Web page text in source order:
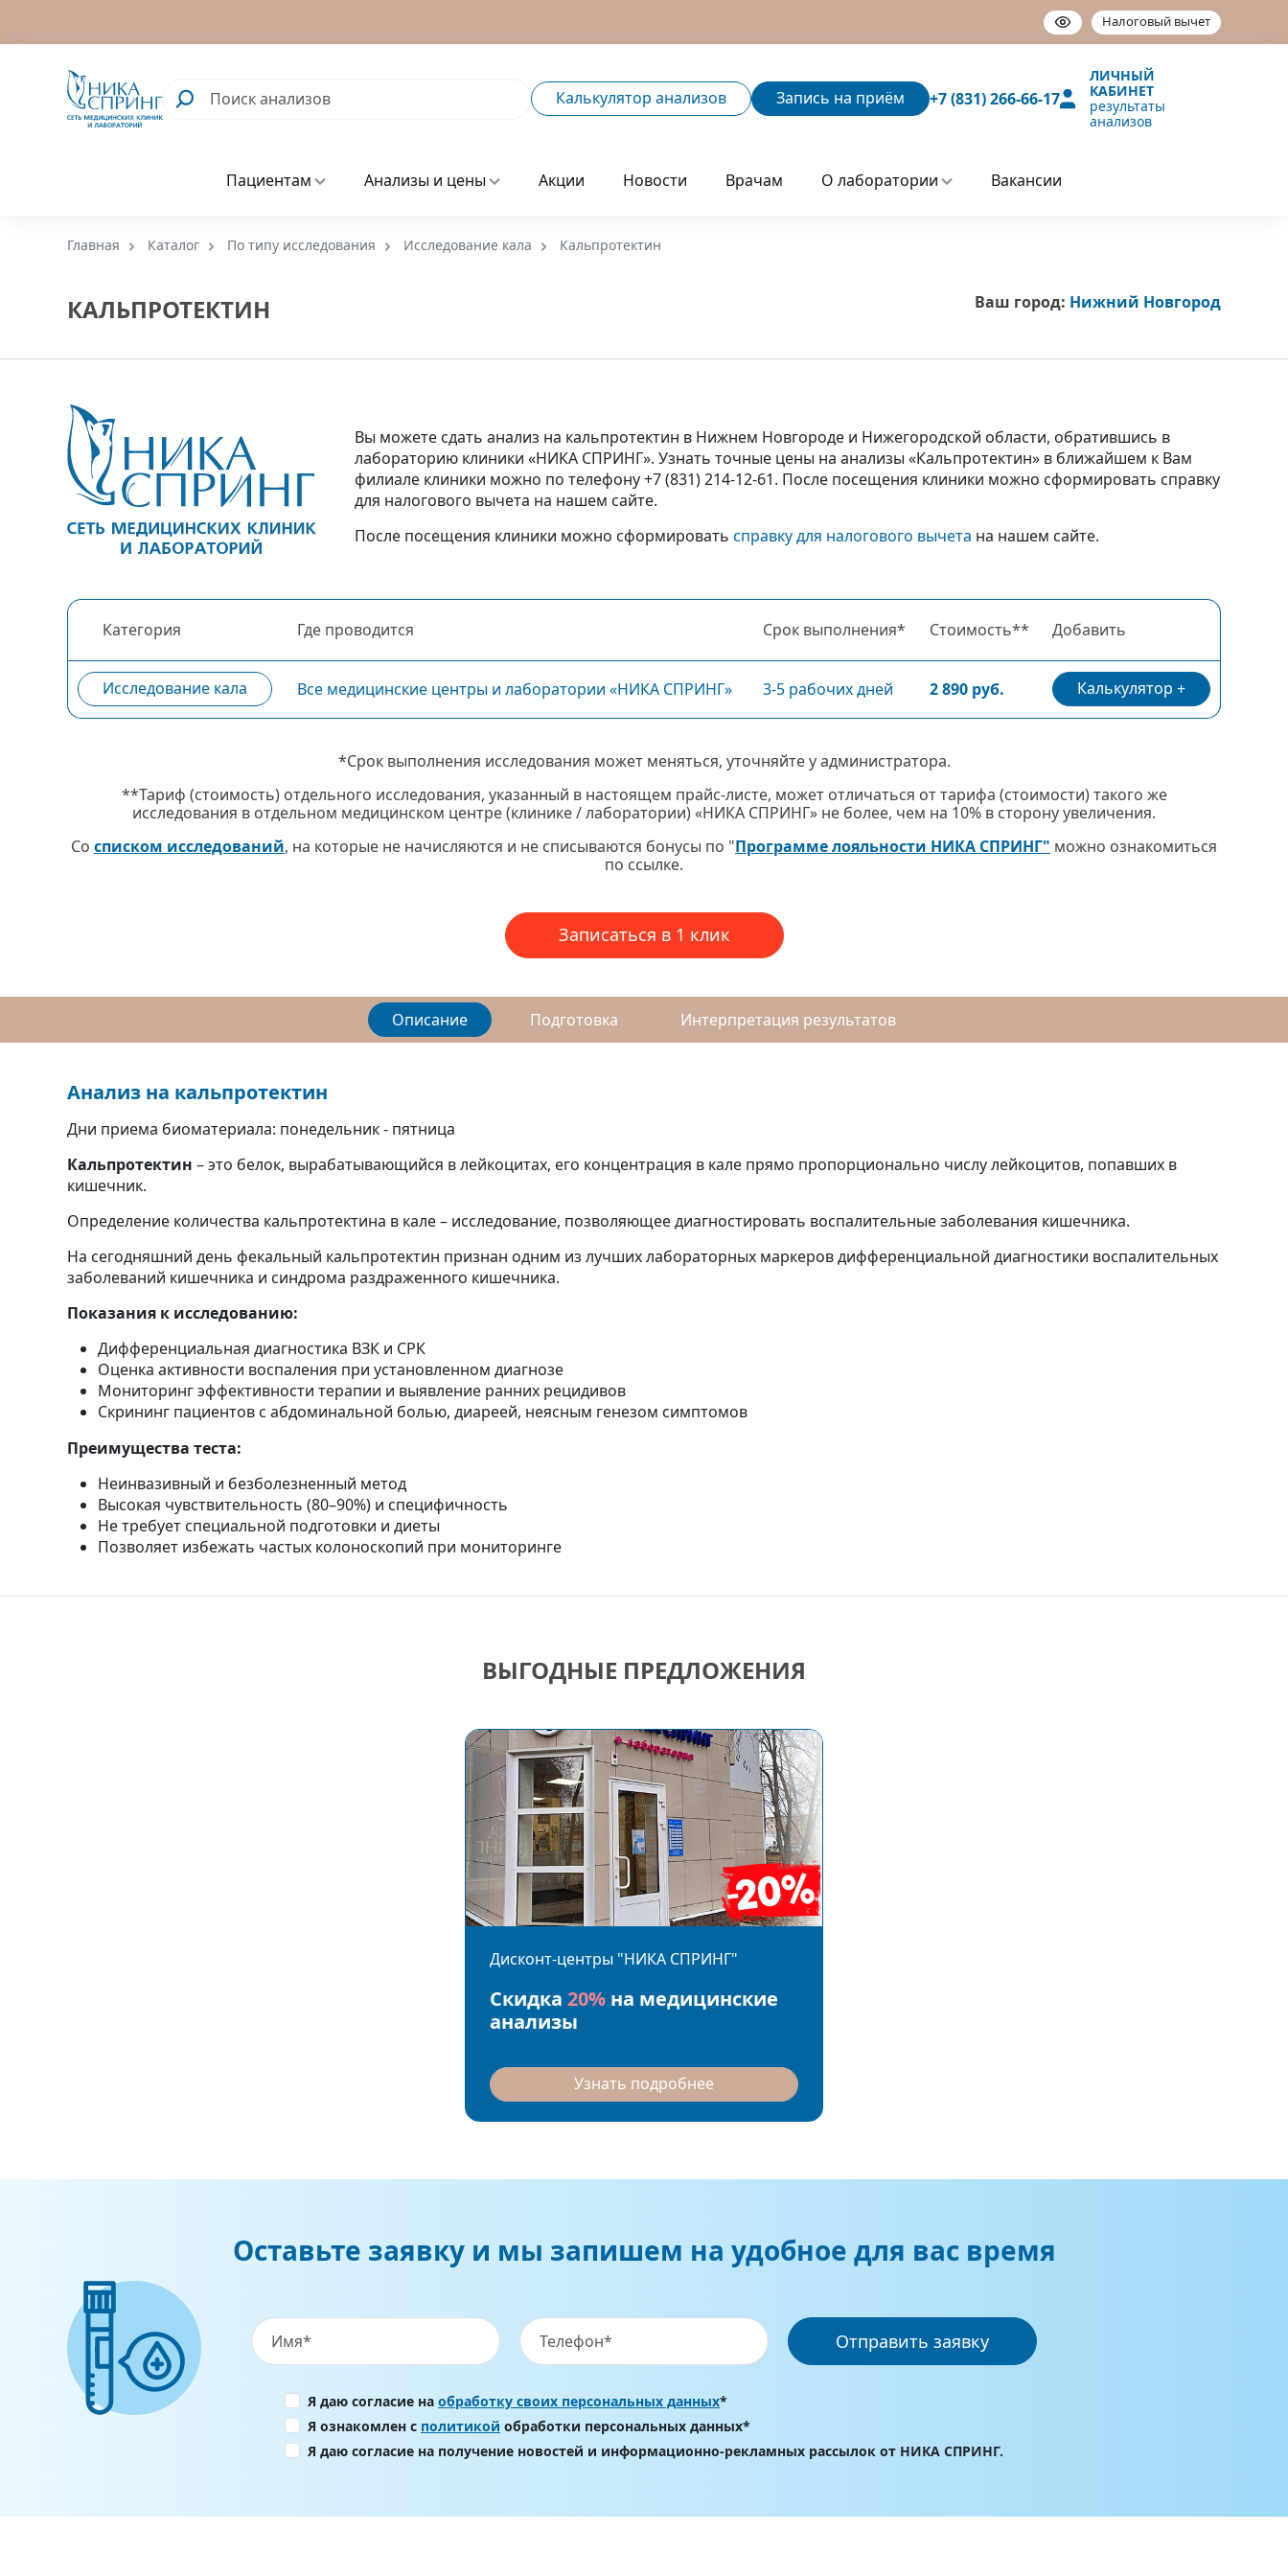
Налоговый вычет
Калькулятор анализов Запись на приём +7 (831) 266-66-17
ЛИЧНЫЙ
КАБИНЕТ
результаты
анализов
Пациентам Анализы и цены Акции Новости Врачам О лаборатории Вакансии
Главная Каталог По типу исследования Исследование кала Кальпротектин
КАЛЬПРОТЕКТИН Ваш город: Нижний Новгород
Вы можете сдать анализ на кальпротектин в Нижнем Новгороде и Нижегородской области, обратившись в
лабораторию клиники «НИКА СПРИНГ». Узнать точные цены на анализы «Кальпротектин» в ближайшем к Вам
филиале клиники можно по телефону +7 (831) 214-12-61. После посещения клиники можно сформировать справку
для налогового вычета на нашем сайте.
После посещения клиники можно сформировать справку для налогового вычета на нашем сайте.
Категория Где проводится Срок выполнения* Стоимость** Добавить
Исследование кала Все медицинские центры и лаборатории «НИКА СПРИНГ» 3-5 рабочих дней 2 890 руб. Калькулятор
*Срок выполнения исследования может меняться, уточняйте у администратора.
**Тариф (стоимость) отдельного исследования, указанный в настоящем прайс-листе, может отличаться от тарифа (стоимости) такого же
исследования в отдельном медицинском центре (клинике / лаборатории) «НИКА СПРИНГ» не более, чем на 10% в сторону увеличения.
Со списком исследований, на которые не начисляются и не списываются бонусы по "Программе лояльности НИКА СПРИНГ" можно ознакомиться
по ссылке.
Записаться в 1 клик
Описание Подготовка Интерпретация результатов
Анализ на кальпротектин
Дни приема биоматериала: понедельник - пятница
Кальпротектин – это белок, вырабатывающийся в лейкоцитах, его концентрация в кале прямо пропорционально числу лейкоцитов, попавших в
кишечник.
Определение количества кальпротектина в кале – исследование, позволяющее диагностировать воспалительные заболевания кишечника.
На сегодняшний день фекальный кальпротектин признан одним из лучших лабораторных маркеров дифференциальной диагностики воспалительных
заболеваний кишечника и синдрома раздраженного кишечника.
Показания к исследованию:
Дифференциальная диагностика ВЗК и СРК
Оценка активности воспаления при установленном диагнозе
Мониторинг эффективности терапии и выявление ранних рецидивов
Скрининг пациентов с абдоминальной болью, диареей, неясным генезом симптомов
Преимущества теста:
Неинвазивный и безболезненный метод
Высокая чувствительность (80–90%) и специфичность
Не требует специальной подготовки и диеты
Позволяет избежать частых колоноскопий при мониторинге
ВЫГОДНЫЕ ПРЕДЛОЖЕНИЯ
Дисконт-центры "НИКА СПРИНГ"
Скидка 20%на медицинские
анализы
Узнать подробнее
Оставьте заявку и мы запишем на удобное для вас время
Отправить заявку
Я даю согласие на обработку своих персональных данных*
Я ознакомлен с политикой обработки персональных данных*
Я даю согласие на получение новостей и информационно-рекламных рассылок от НИКА СПРИНГ.